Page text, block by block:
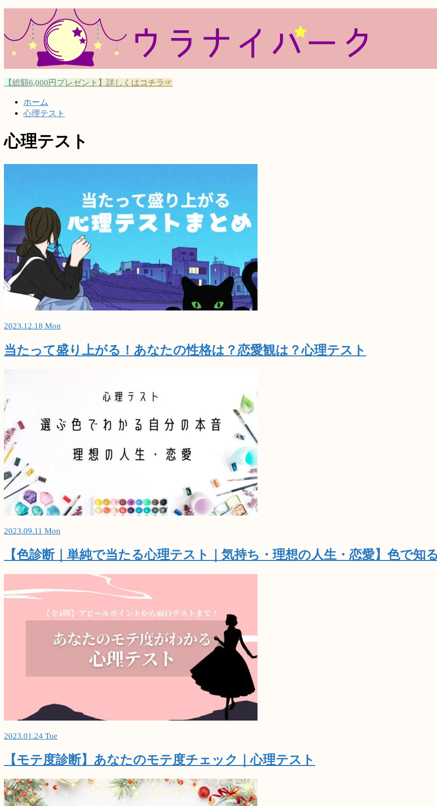
【総額6,000円プレゼント】詳しくはコチラ☞
ホーム
心理テスト
心理テスト
2023.12.18 Mon
当たって盛り上がる！あなたの性格は？恋愛観は？心理テスト
2023.09.11 Mon
【色診断｜単純で当たる心理テスト｜気持ち・理想の人生・恋愛】色で知
2023.01.24 Tue
【モテ度診断】あなたのモテ度チェック｜心理テスト